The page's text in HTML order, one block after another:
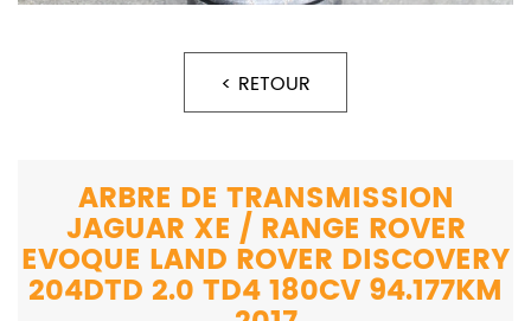
< RETOUR
ARBRE DE TRANSMISSION
JAGUAR XE / RANGE ROVER
EVOQUE LAND ROVER DISCOVERY
204DTD 2.0 TD4 180CV 94.177KM